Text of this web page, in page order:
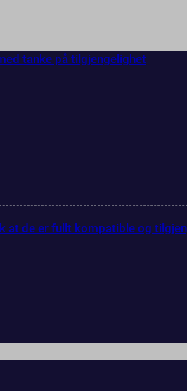
tanke på tilgjengelighet
at de er fullt kompatible og